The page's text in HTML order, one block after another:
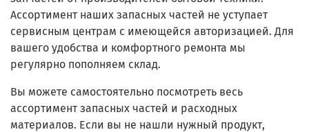
Ассортимент наших запасных частей не уступает
сервисным центрам с имеющейся авторизацией. Для
вашего удобства и комфортного ремонта мы
регулярно пополняем склад.
Вы можете самостоятельно посмотреть весь
ассортимент запасных частей и расходных
материалов. Если вы не нашли нужный продукт,